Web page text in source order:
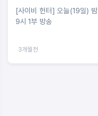
[사이비 헌터] 오늘(19일) 밤
9시 1부 방송
3개월전